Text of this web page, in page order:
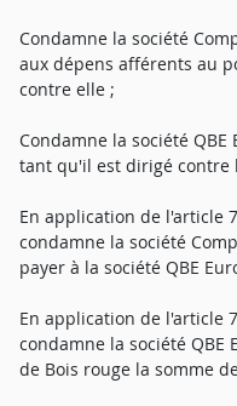
Condamne la société
aux dépens afférents au
contre elle ;
Condamne la société
tant qu'il est dirigé contre
En application de l'article
condamne la société
payer à la société QBE
En application de l'article
condamne la société QBE
de Bois rouge la somme